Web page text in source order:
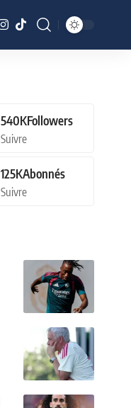
540KFollowers
Suivre
125KAbonnés
Suivre